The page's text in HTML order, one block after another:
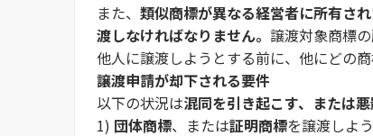
また、 類似商標が異なる経営者に所有さ
渡しなければなりません。 譲渡対象商標
他人に譲渡しようとする前に、他にどの
譲渡申請が却下される要件
以下の状況は混同を引き起こす、または
1) 団体商標、または証明商標を譲渡しよ